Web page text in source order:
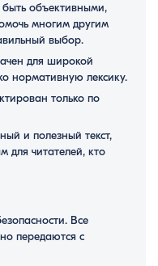
быть объективными,
многим другим
выбор.
для широкой
нормативную лексику.
только по
и полезный текст,
для читателей, кто
Все
передаются с